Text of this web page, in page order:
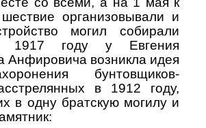
организовывали и
могил собирали
1917 году у Евгения
Анфировича возникла идея
бунтовщиков-
в 1912 году,
в одну братскую могилу и